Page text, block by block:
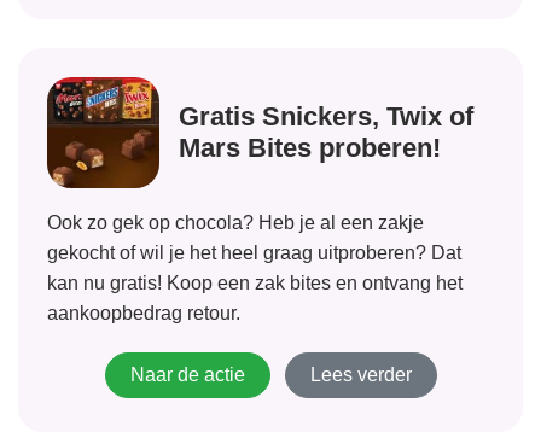
Gratis Snickers, Twix of
Mars Bites proberen!
Ook zo gek op chocola? Heb je al een zakje
gekocht of wil je het heel graag uitproberen? Dat
kan nu gratis! Koop een zak bites en ontvang het
aankoopbedrag retour.
Naar de actie Lees verder